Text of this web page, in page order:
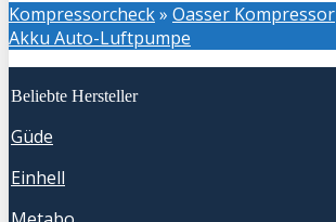
Kompressorcheck» Oasser Kompressor
Akku Auto-Luftpumpe
Beliebte Hersteller
Güde
Einhell